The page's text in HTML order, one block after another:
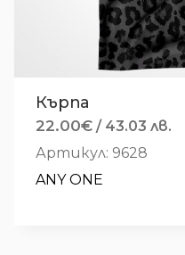
Кърпа
22.00€ / 43.03 лв.
Артикул: 9628
ANY ONE